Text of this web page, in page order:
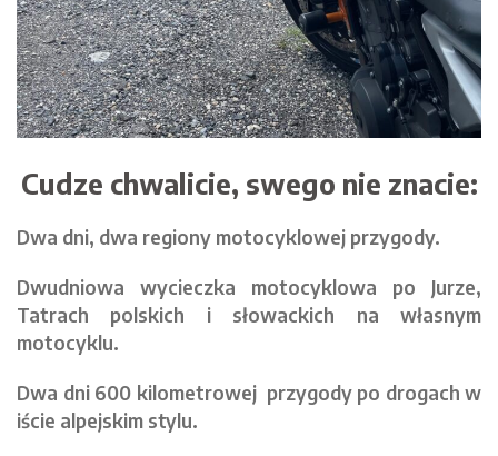
Cudze chwalicie, swego nie znacie:
Dwa dni, dwa regiony motocyklowej przygody.
Dwudniowa wycieczka motocyklowa po Jurze,
Tatrach polskich i słowackich na własnym
motocyklu.
Dwa dni 600 kilometrowej przygody po drogach w
iście alpejskim stylu.